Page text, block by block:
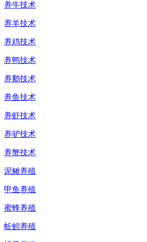
养牛技术
养羊技术
养鸡技术
养鸭技术
养鹅技术
养鱼技术
养虾技术
养驴技术
养蟹技术
泥鳅养殖
甲鱼养殖
蜜蜂养殖
蚯蚓养殖